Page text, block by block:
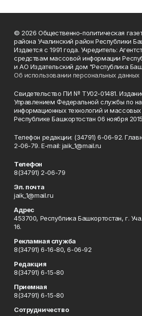
© 2026 Общественно-политическая
района Учалинский район Республики
Издается с 1991 года. Учредитель:
средствам массовой информации
и АО Издательский дом "Республика
Об использовании персональных данных
Свидетельство ПИ № ТУ02-01481.
Управлением Федеральной службы по
информационных технологий и
Республике Башкортостан 06 ноября
Телефон редакции: (34791) 6-06-92.
2-06-79. Е-mаil: jaik_1@mail.ru
Телефон
8(34791) 2-06-79
Эл. почта
jaik_1@mail.ru
Адрес
453700, Республика Башкортостан, г.
16.
Рекламная служба
8(34791) 6-16-80, 6-06-92
Редакция
8(34791) 6-15-80
Приемная
8(34791) 6-15-80
Сотрудничество